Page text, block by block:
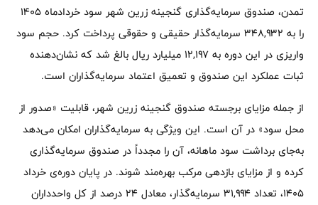
تمدن، صندوق سرمایه‌گذاری گنجینه زرین شهر سود خرداد‌ماه ۱۴۰۵
را به ۳۴۸,۹۳۲ سرمایه‌گذار حقیقی و حقوقی پرداخت کرد. حجم سود
واریزی در این دوره به ۱۲,۱۹۷ میلیارد ریال بالغ شد که نشان‌دهنده
ثبات عملکرد این صندوق و تعمیق اعتماد سرمایه‌گذاران است.
از جمله مزایای برجسته صندوق گنجینه زرین شهر، قابلیت «صدور از
محل سود» در آن است. این ویژگی به سرمایه‌گذاران امکان می‌دهد
به‌جای برداشت سود ماهانه، آن را مجدداً در صندوق سرمایه‌گذاری
کرده و از مزایای بازدهی مرکب بهره‌مند شوند. در پایان دوره‌ی خرداد
۱۴۰۵، تعداد ۳۱,۹۹۴ سرمایه‌گذار، معادل ۲۴ درصد از کل واحدداران